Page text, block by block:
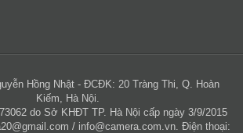
Hồng Nhật - ĐCĐK: 20 Tràng Thi, Q. Hoàn
Kiếm, Hà Nội.
do Sở KHĐT TP. Hà Nội cấp ngày 3/9/2015
/ info@camera.com.vn . Điện thoại: